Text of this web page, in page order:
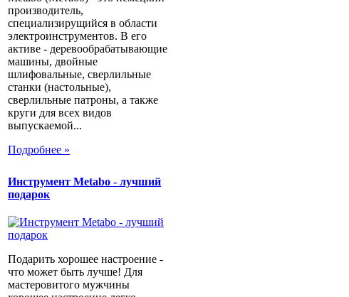
производитель,
специализирущийся в области
электроинструментов. В его
активе - деревообрабатывающие
машины, двойные
шлифовальные, сверлильные
станки (настольные),
сверлильные патроны, а также
круги для всех видов
выпускаемой...
Подробнее »
Инструмент Metabo - лучший
подарок
Подарить хорошее настроение -
что может быть лучше! Для
мастеровитого мужчины